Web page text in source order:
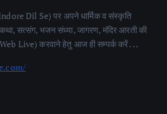
Dil Se) पर अपने धार्मिक व संस्कृति
कथा, सत्संग, भजन संध्या, जागरण, मंदिर आरती की
Live) करवाने हेतु आज ही सम्पर्क करें . . .